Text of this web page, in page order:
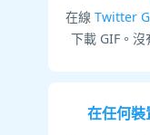
在線 Twitter
下載 GIF。沒
在任何